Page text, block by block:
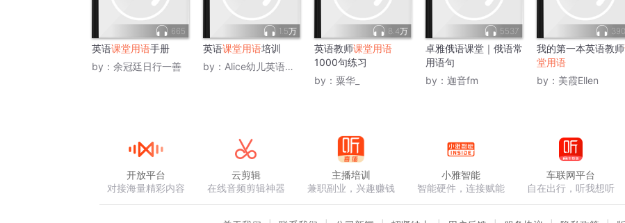
665
英语课堂用语手册
by： 余冠廷日行一善
1.5万
英语课堂用语培训
by： Alice幼儿英语老师
8.4万
英语教师课堂用语
1000句练习
by： 粟华_
5537
卓雅俄语课堂｜俄语常
用语句
by： 迦音fm
我的第一本英语教师
堂用语
by： 美霞Ellen
开放平台
对接海量精彩内容
云剪辑
在线音频剪辑神器
主播培训
兼职副业，兴趣赚钱
小雅智能
智能硬件，连接赋能
车联网平台
自在出行，听我想听